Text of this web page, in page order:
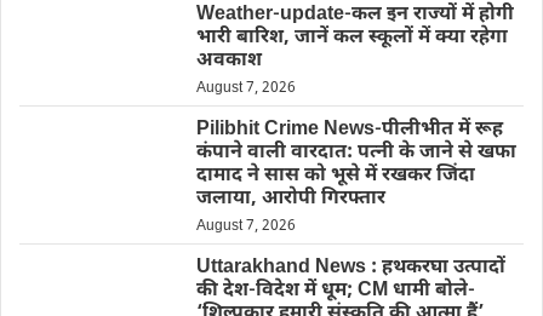
Weather-update-कल इन राज्यों में होगी
भारी बारिश, जानें कल स्कूलों में क्या रहेगा
अवकाश
August 7, 2026
Pilibhit Crime News-पीलीभीत में रूह
कंपाने वाली वारदात: पत्नी के जाने से खफा
दामाद ने सास को भूसे में रखकर जिंदा
जलाया, आरोपी गिरफ्तार
August 7, 2026
Uttarakhand News : हथकरघा उत्पादों
की देश-विदेश में धूम; CM धामी बोले-